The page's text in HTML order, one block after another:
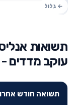
תשואות
עוקב מדדים
תשואה חודש